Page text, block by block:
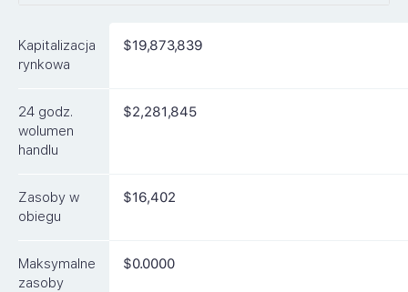
Rynki
FAQ
Kapitalizacja
rynkowa
$19,873,839
24 godz.
wolumen
handlu
$2,281,845
Zasoby w
obiegu
$16,402
Maksymalne
zasoby
$0.0000